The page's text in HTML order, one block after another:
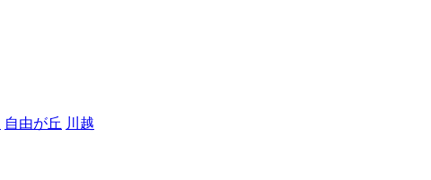
自由が丘 川越